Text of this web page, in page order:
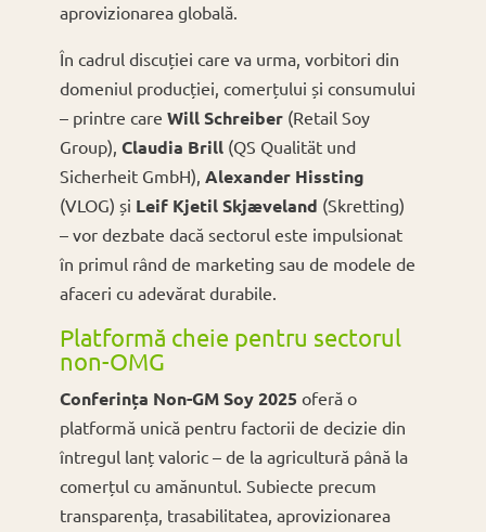
aprovizionarea globală.
În cadrul discuției care va urma, vorbitori din
domeniul producției, comerțului și consumului
– printre care Will Schreiber(Retail Soy
Group), Claudia Brill(QS Qualität und
Sicherheit GmbH), Alexander Hissting
(VLOG) și Leif Kjetil Skjæveland (Skretting)
– vor dezbate dacă sectorul este impulsionat
în primul rând de marketing sau de modele de
afaceri cu adevărat durabile.
Platformă cheie pentru sectorul
non-OMG
Conferința Non-GM Soy 2025 oferă o
platformă unică pentru factorii de decizie din
întregul lanț valoric – de la agricultură până la
comerțul cu amănuntul. Subiecte precum
transparența, trasabilitatea, aprovizionarea